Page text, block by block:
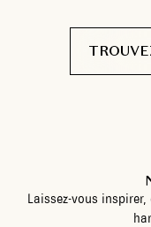
Laissez-vous